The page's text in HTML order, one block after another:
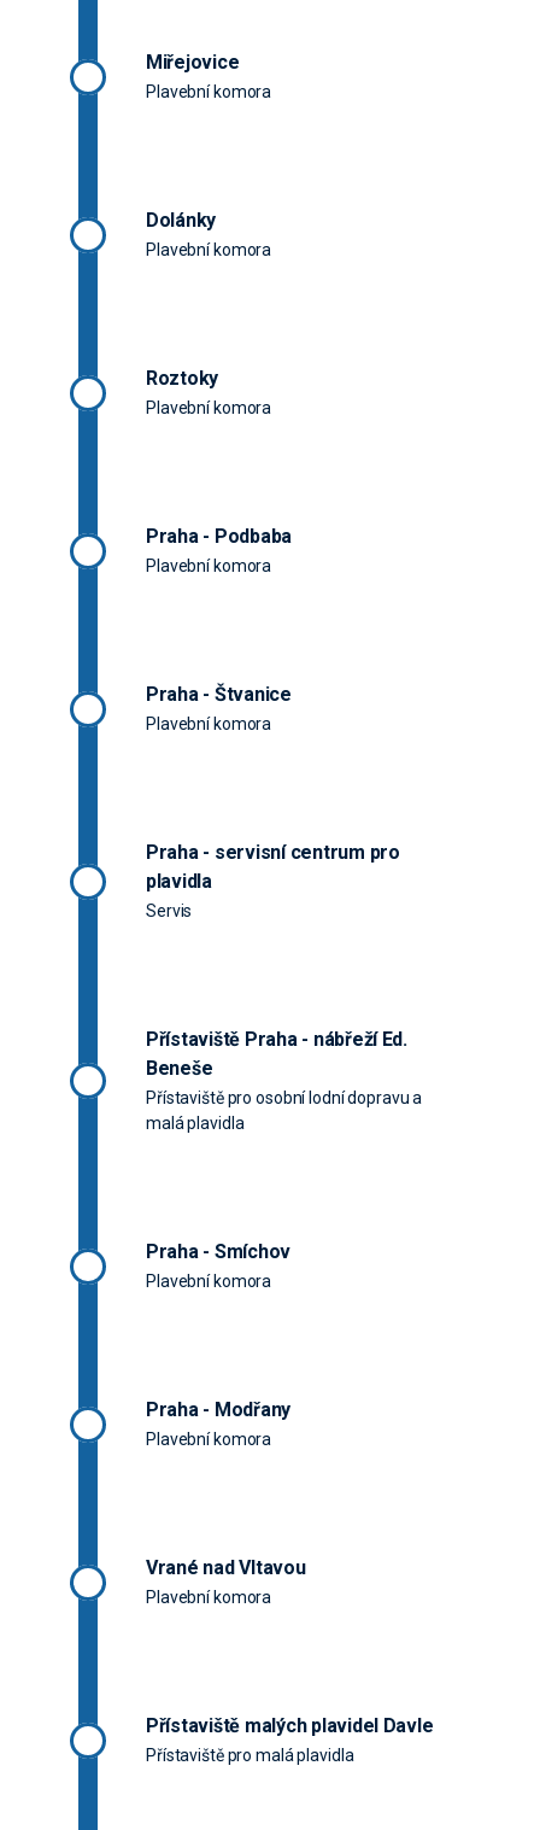
Miřejovice
Plavební komora
Dolánky
Plavební komora
Roztoky
Plavební komora
Praha - Podbaba
Plavební komora
Praha - Štvanice
Plavební komora
Praha - servisní centrum pro
plavidla
Servis
Přístaviště Praha - nábřeží Ed.
Beneše
Přístaviště pro osobní lodní dopravu a
malá plavidla
Praha - Smíchov
Plavební komora
Praha - Modřany
Plavební komora
Vrané nad Vltavou
Plavební komora
Přístaviště malých plavidel Davle
Přístaviště pro malá plavidla